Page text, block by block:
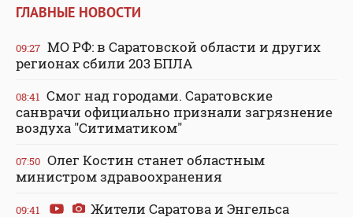
ГЛАВНЫЕ НОВОСТИ
09:27 МО РФ: в Саратовской области и других
регионах сбили 203 БПЛА
08:41 Смог над городами. Саратовские
санврачи официально признали загрязнение
воздуха "Ситиматиком"
07:50 Олег Костин станет областным
министром здравоохранения
09:41
Жители Саратова и Энгельса